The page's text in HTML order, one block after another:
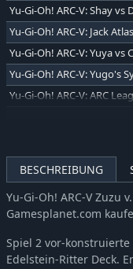
Yu-Gi-Oh! ARC-V: Shay vs
Yu-Gi-Oh! ARC-V: Jack
Yu-Gi-Oh! ARC-V: Yuya vs
Yu-Gi-Oh! ARC-V: Yugo's
Yu-Gi-Oh! ARC-V: ARC
Yu-Gi-Oh! Waking the
Yu-Gi-Oh! Waking the
Yu-Gi-Oh! ARC-V Gong v.
Yu-Gi-Oh! ARC-V Sora and
Yu-Gi-Oh! ARC-V Yuto v.
Yu-Gi-Oh! ZEXAL Dark
BESCHREIBUNG
Yu-Gi-Oh! ARC-V Zuzu
Gamesplanet.com
Spiel 2 vor-konstruierte
Edelstein-Ritter Deck.